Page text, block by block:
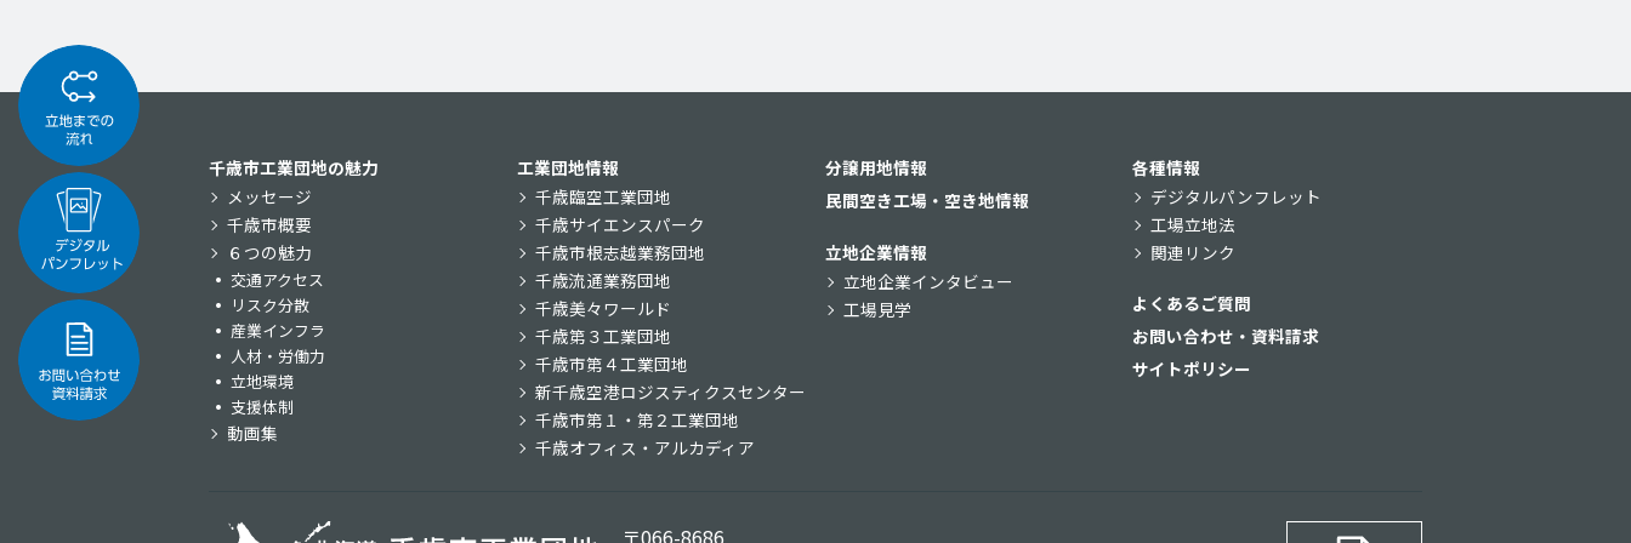
千歳市工業団地の魅力
メッセージ
千歳市概要
６つの魅力
交通アクセス
リスク分散
産業インフラ
人材・労働力
立地環境
支援体制
動画集
工業団地情報
千歳臨空工業団地
千歳サイエンスパーク
千歳市根志越業務団地
千歳流通業務団地
千歳美々ワールド
千歳第３工業団地
千歳市第４工業団地
新千歳空港ロジスティクスセンター
千歳市第１・第２工業団地
千歳オフィス・アルカディア
分譲用地情報
民間空き工場・空き地情報
立地企業情報
立地企業インタビュー
工場見学
各種情報
デジタルパンフレット
工場立地法
関連リンク
よくあるご質問
お問い合わせ・資料請求
サイトポリシー
〒066-8686